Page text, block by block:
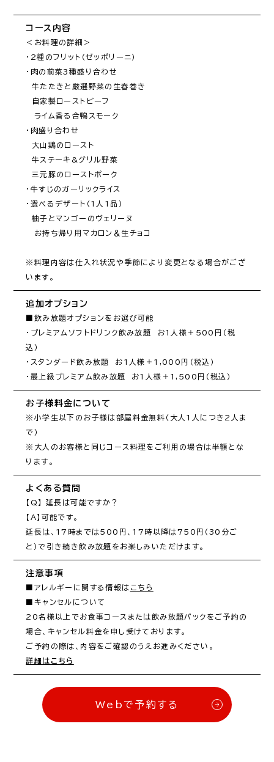
コース内容
＜お料理の詳細＞
・2種のフリット（ゼッポリーニ）
・肉の前菜3種盛り合わせ
牛たたきと厳選野菜の生春巻き
自家製ローストビーフ
ライム香る合鴨スモーク
・肉盛り合わせ
大山鶏のロースト
牛ステーキ&グリル野菜
三元豚のローストポーク
・牛すじのガーリックライス
・選べるデザート（1人1品）
柚子とマンゴーのヴェリーヌ
お持ち帰り用マカロン＆生チョコ
※料理内容は仕入れ状況や季節により変更となる場合がござ
います。
追加オプション
■飲み放題オプションをお選び可能
・プレミアムソフトドリンク飲み放題　お1人様＋500円（税
込）
・スタンダード飲み放題　お1人様＋1,000円（税込）
・最上級プレミアム飲み放題　お1人様＋1,500円（税込）
お子様料金について
※小学生以下のお子様は部屋料金無料（大人1人につき2人ま
で）
※大人のお客様と同じコース料理をご利用の場合は半額とな
ります。
よくある質問
【Q】 延長は可能ですか？
【A】可能です。
延長は、17時までは500円、17時以降は750円（30分ご
と）で引き続き飲み放題をお楽しみいただけます。
注意事項
■アレルギーに関する情報は こちら
■キャンセルについて
20名様以上でお食事コースまたは飲み放題パックをご予約の
場合、キャンセル料金を申し受けております。
詳細はこちら
Webで予約する